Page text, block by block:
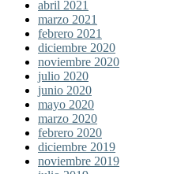
abril 2021
marzo 2021
febrero 2021
diciembre 2020
noviembre 2020
julio 2020
junio 2020
mayo 2020
marzo 2020
febrero 2020
diciembre 2019
noviembre 2019